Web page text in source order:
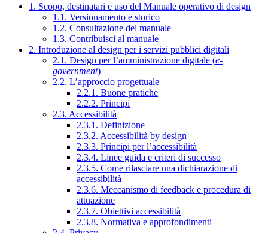
1. Scopo, destinatari e uso del Manuale operativo di design
1.1. Versionamento e storico
1.2. Consultazione del manuale
1.3. Contribuisci al manuale
2. Introduzione al design per i servizi pubblici digitali
2.1. Design per l’amministrazione digitale (e-
government)
2.2. L’approccio progettuale
2.2.1. Buone pratiche
2.2.2. Principi
2.3. Accessibilità
2.3.1. Definizione
2.3.2. Accessibilità by design
2.3.3. Principi per l’accessibilità
2.3.4. Linee guida e criteri di successo
2.3.5. Come rilasciare una dichiarazione di
accessibilità
2.3.6. Meccanismo di feedback e procedura di
attuazione
2.3.7. Obiettivi accessibilità
2.3.8. Normativa e approfondimenti